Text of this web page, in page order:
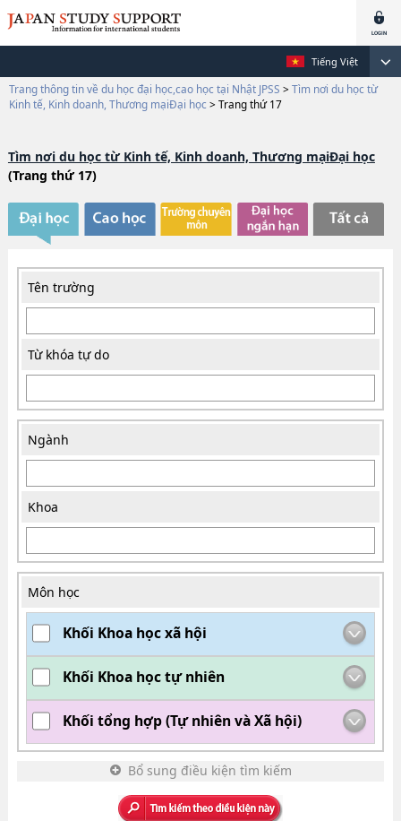
Tiếng Việt
Trang thông tin về du học đại học,cao học tại Nhật JPSS > Tìm nơi du học từ
Kinh tế, Kinh doanh, Thương mạiĐại học > Trang thứ 17
Tìm nơi du học từ Kinh tế, Kinh doanh, Thương mạiĐại học
(Trang thứ 17)
Tên trường
Từ khóa tự do
Ngành
Khoa
Môn học
Khối Khoa học xã hội
Khối Khoa học tự nhiên
Khối tổng hợp (Tự nhiên và Xã hội)
Bổ sung điều kiện tìm kiếm